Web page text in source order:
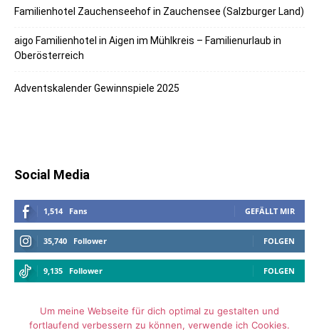
Familienhotel Zauchenseehof in Zauchensee (Salzburger Land)
aigo Familienhotel in Aigen im Mühlkreis – Familienurlaub in
Oberösterreich
Adventskalender Gewinnspiele 2025
Social Media
1,514 Fans GEFÄLLT MIR
35,740 Follower FOLGEN
9,135 Follower FOLGEN
Um meine Webseite für dich optimal zu gestalten und
fortlaufend verbessern zu können, verwende ich Cookies.